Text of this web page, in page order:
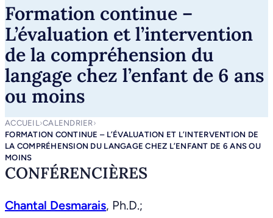
Formation continue –
L’évaluation et l’intervention
de la compréhension du
langage chez l’enfant de 6 ans
ou moins
ACCUEIL ›CALENDRIER›
FORMATION CONTINUE – L’ÉVALUATION ET L’INTERVENTION DE
LA COMPRÉHENSION DU LANGAGE CHEZ L’ENFANT DE 6 ANS OU
MOINS
CONFÉRENCIÈRES
Chantal Desmarais, Ph.D.;